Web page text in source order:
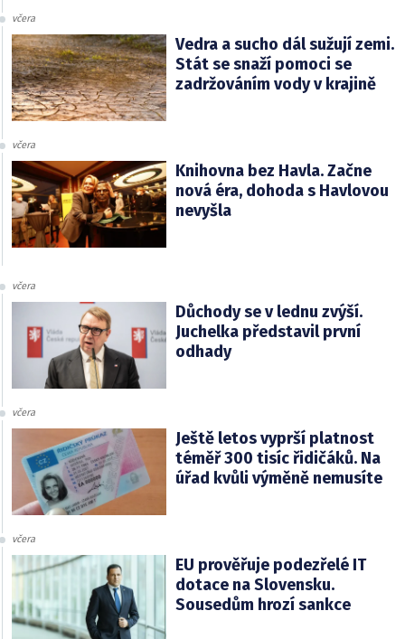
včera
Vedra a sucho dál sužují zemi.
Stát se snaží pomoci se
zadržováním vody v krajině
včera
Knihovna bez Havla. Začne
nová éra, dohoda s Havlovou
nevyšla
včera
Důchody se v lednu zvýší.
Juchelka představil první
odhady
včera
Ještě letos vyprší platnost
téměř 300 tisíc řidičáků. Na
úřad kvůli výměně nemusíte
včera
EU prověřuje podezřelé IT
dotace na Slovensku.
Sousedům hrozí sankce